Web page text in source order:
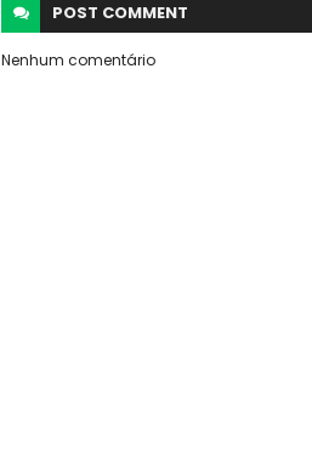
POST COMMENT
Nenhum comentário